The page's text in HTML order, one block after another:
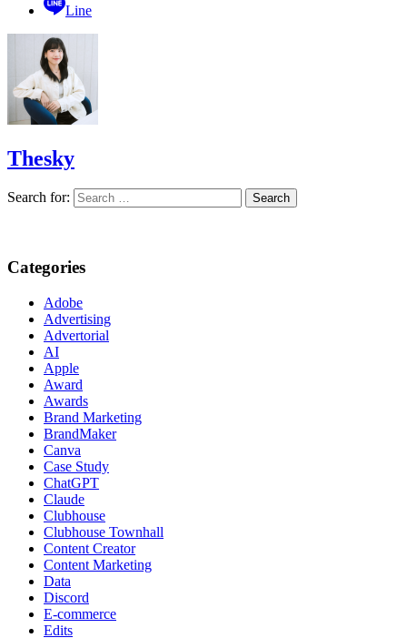
Line
Thesky
Search for:
Categories
Adobe
Advertising
Advertorial
AI
Apple
Award
Awards
Brand Marketing
BrandMaker
Canva
Case Study
ChatGPT
Claude
Clubhouse
Clubhouse Townhall
Content Creator
Content Marketing
Data
Discord
E-commerce
Edits